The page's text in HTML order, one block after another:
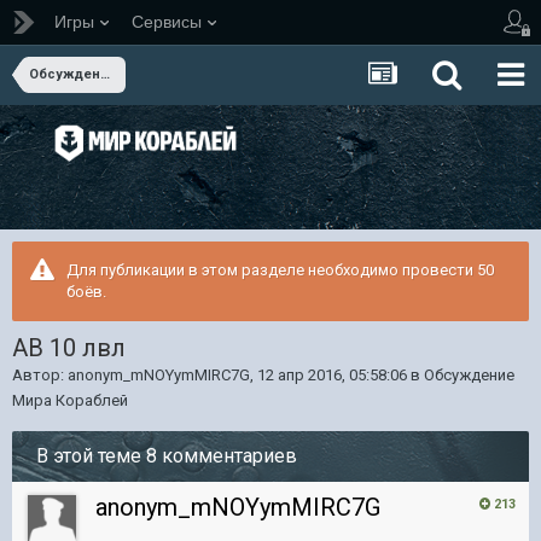
Игры Сервисы
Обсуждение Мира Кораблей
Для публикации в этом разделе необходимо провести 50
боёв.
АВ 10 лвл
Автор: anonym_mNOYymMIRC7G, 12 апр 2016, 05:58:06 в Обсуждение
Мира Кораблей
В этой теме 8 комментариев
213
anonym_mNOYymMIRC7G